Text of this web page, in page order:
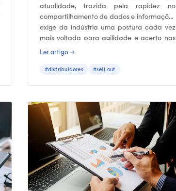
atualidade, trazida pela rapidez no
compartilhamento de dados e informações
exige da indústria uma postura cada vez
mais voltada para agilidade e acerto nas
decisões.
Ler artigo →
#distribuidores #sell-out